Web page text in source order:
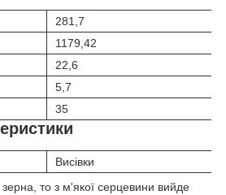
281,7
1179,42
22,6
5,7
35
Висівки
то з м'якої серцевини вийде